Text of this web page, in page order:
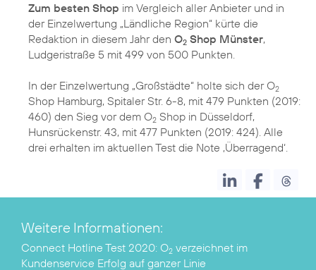
Zum besten Shop im Vergleich aller Anbieter und in
der Einzelwertung „Ländliche Region“ kürte die
Redaktion in diesem Jahr den O2 Shop Münster,
Ludgeristraße 5 mit 499 von 500 Punkten.
In der Einzelwertung „Großstädte“ holte sich der O2
Shop Hamburg, Spitaler Str. 6-8, mit 479 Punkten (2019:
460) den Sieg vor dem O2 Shop in Düsseldorf,
Hunsrückenstr. 43, mit 477 Punkten (2019: 424). Alle
drei erhalten im aktuellen Test die Note ‚Überragend‘.
Weitere Informationen:
Connect Hotline Test 2020: O2 verzeichnet im
Kundenservice Erfolg auf ganzer Linie